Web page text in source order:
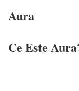
Aura
Ce Este